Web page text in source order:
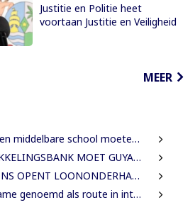
Justitie en Politie heet
voortaan Justitie en Veiligheid
MEER
moeten 450 SRD betalen om diploma te ontvangen”
KLAARSTOMEN OM BUITENLANDSE BEDRIJVEN TE VERVANGEN
MET OVERHEIDSVAKBONDEN NA LICHTE FINANCIËLE ADEMRUIMTE
route in internationale cocaïnesmokkel naar Europa